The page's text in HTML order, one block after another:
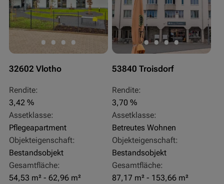
32602 Vlotho
Rendite:
3,42 %
Assetklasse:
Pflegeapartment
Objekteigenschaft:
Bestandsobjekt
Gesamtfläche:
54,53 m² - 62,96 m²
53840 Troisdorf
Rendite:
3,70 %
Assetklasse:
Betreutes Wohnen
Objekteigenschaft:
Bestandsobjekt
Gesamtfläche:
87,17 m² - 153,66 m²